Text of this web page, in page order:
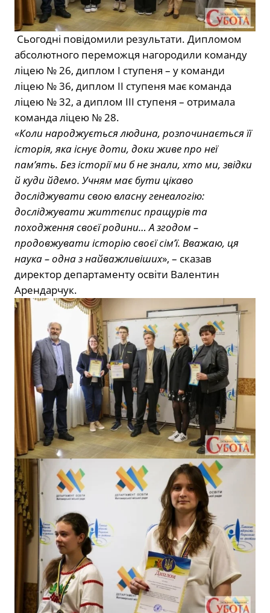
Сьогодні повідомили результати. Дипломом
абсолютного переможця нагородили команду
ліцею № 26, диплом І ступеня – у команди
ліцею № 36, диплом ІІ ступеня має команда
ліцею № 32, а диплом ІІІ ступеня – отримала
команда ліцею № 28.
«Коли народжується людина, розпочинається її
історія, яка існує доти, доки живе про неї
пам’ять. Без історії ми б не знали, хто ми, звідки
й куди йдемо. Учням має бути цікаво
досліджувати свою власну генеалогію:
досліджувати життєпис пращурів та
походження своєї родини… А згодом –
продовжувати історію своєї сім’ї. Вважаю, ця
наука – одна з найважливіших», – сказав
директор департаменту освіти Валентин
Арендарчук.